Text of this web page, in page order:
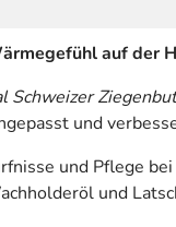
auf der
Schweizer
und
und Pflege
und